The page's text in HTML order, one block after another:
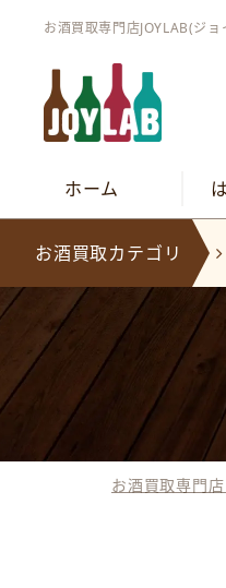
お酒買取専門店JOYLAB(ジョ
ホーム
お酒買取カテゴリ
お酒買取専門